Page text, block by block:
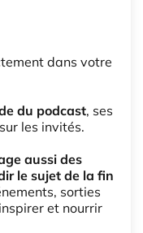
dans votre
du podcast, ses
les invités.
aussi des
le sujet de la fin
sorties
et nourrir